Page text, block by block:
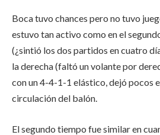
Boca tuvo chances pero no tuvo
estuvo tan activo como en el
(¿sintió los dos partidos en cuatro
la derecha (faltó un volante por
con un 4-4-1-1 elástico, dejó pocos
circulación del balón.
El segundo tiempo fue similar en